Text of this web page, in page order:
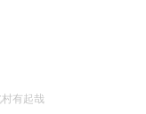
有起哉